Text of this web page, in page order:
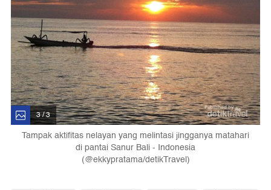
3 / 3
Tampak aktifitas nelayan yang melintasi jingganya matahari
di pantai Sanur Bali - Indonesia
(@ekkypratama/detikTravel)